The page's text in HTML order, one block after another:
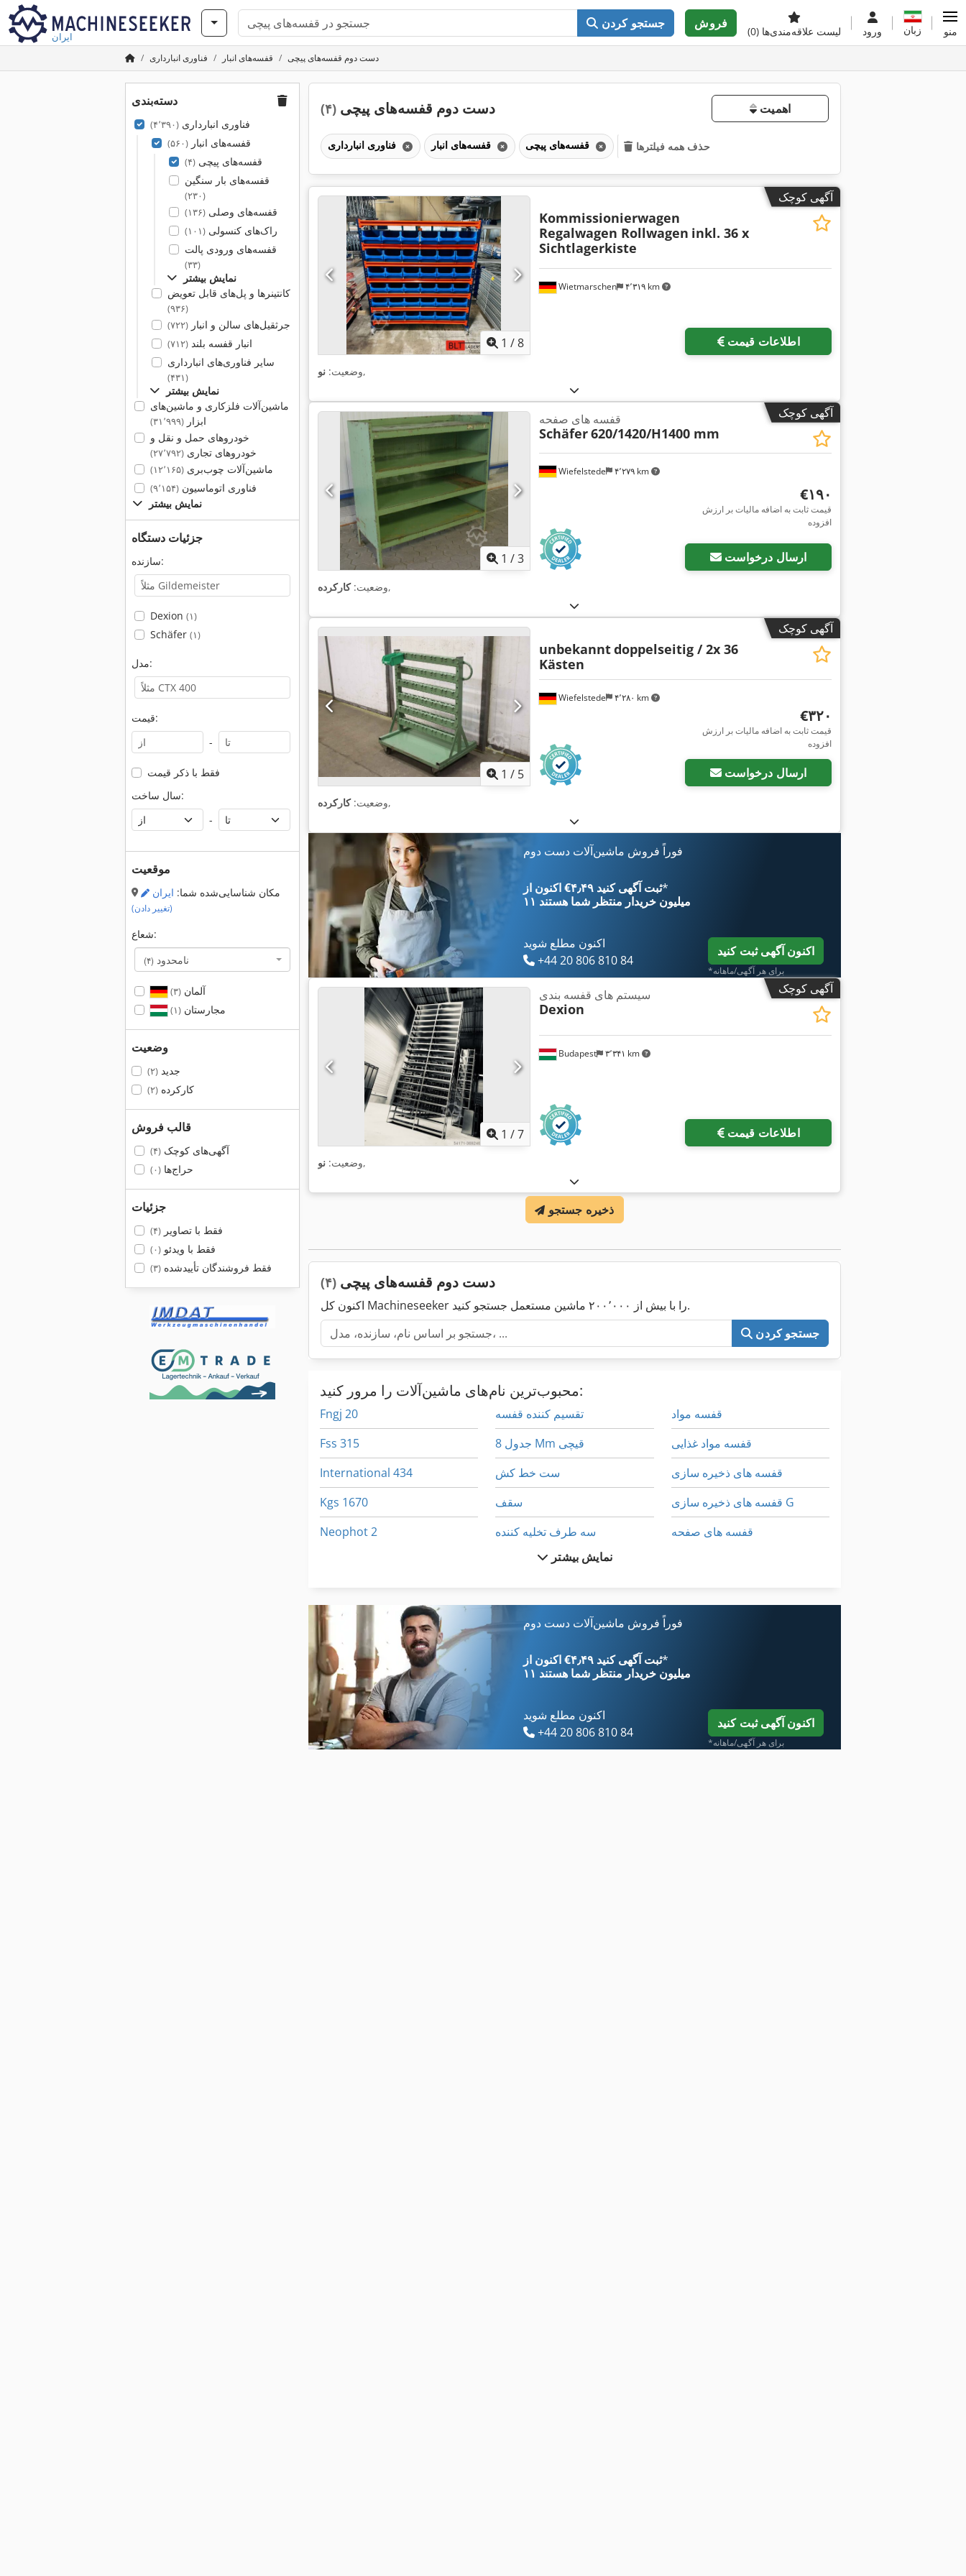
ایران
جستجو کردن فروش
لیست علاقه‌مندی‌ها (0) ورود زبان منو
فناوری انبارداری قفسه‌های انبار دست دوم قفسه‌های پیچی
دسته‌بندی
فناوری انبارداری(۴٬۳۹۰)
قفسه‌های انبار(۵۶۰)
قفسه‌های پیچی(۴)
قفسه‌های بار سنگین
(۲۳۰)
قفسه‌های وصلی(۱۳۶)
راک‌های کنسولی(۱۰۱)
قفسه‌های ورودی پالت
(۳۳)
نمایش بیشتر
کانتینرها و پل‌های قابل تعویض
(۹۳۶)
جرثقیل‌های سالن و انبار(۷۲۲)
انبار قفسه بلند(۷۱۲)
سایر فناوری‌های انبارداری
(۴۳۱)
نمایش بیشتر
ماشین‌آلات فلزکاری و ماشین‌های
ابزار(۳۱٬۹۹۹)
خودروهای حمل و نقل و
خودروهای تجاری(۲۷٬۷۹۲)
ماشین‌آلات چوب‌بری(۱۲٬۱۶۵)
فناوری اتوماسیون(۹٬۱۵۴)
نمایش بیشتر
جزئیات دستگاه
سازنده:
Dexion (۱)
Schäfer (۱)
مدل:
قیمت:
-
فقط با ذکر قیمت
سال ساخت:
-
موقعیت
مکان شناسایی‌شده شما: ایران
(تغییر دادن)
شعاع:
نامحدود (۴)
آلمان(۳)
مجارستان(۱)
وضعیت
جدید(۲)
کارکرده(۲)
قالب فروش
آگهی‌های کوچک(۴)
حراج‌ها(۰)
جزئیات
فقط با تصاویر(۴)
فقط با ویدئو(۰)
فقط فروشندگان تأییدشده(۳)
دست دوم قفسه‌های پیچی (۴) اهمیت
فناوری انبارداری قفسه‌های انبار حذف همه فیلترها
آگهی کوچک
1 /8
Wietmarschen ۴٬۳۱۹ km
Kommissionierwagen
Regalwagen Rollwagen inkl. 36 x
Sichtlagerkiste
اطلاعات قیمت
وضعیت: نو ,
آگهی کوچک
1 /3
Wiefelstede ۴٬۲۷۹ km
قفسه های صفحه
Schäfer620/1420/H1400 mm
‎€۱۹۰
قیمت ثابت به اضافه مالیات بر ارزش
افزوده
ارسال درخواست
وضعیت:کارکرده ,
آگهی کوچک
1 / 5
Wiefelstede ۴٬۲۸۰ km
unbekanntdoppelseitig / 2x 36
Kästen
‎€۳۲۰
قیمت ثابت به اضافه مالیات بر ارزش
افزوده
ارسال درخواست
وضعیت:کارکرده ,
فوراً فروش ماشین‌آلات دست دوم
اکنون از ‎€۴٫۴۹ ثبت آگهی کنید*
۱۱ میلیون خریدار منتظر شما هستند
اکنون مطلع شوید
+44 20 806 810 84
اکنون آگهی ثبت کنید
*برای هر آگهی/ماهانه
آگهی کوچک
1 /7
Budapest ۳٬۳۴۱ km
سیستم های قفسه بندی
Dexion
اطلاعات قیمت
وضعیت: نو ,
ذخیره جستجو
دست دوم قفسه‌های پیچی (۴)
اکنون کل Machineseeker را با بیش از ۲۰۰٬۰۰۰ ماشین مستعمل جستجو کنید.
جستجو کردن
محبوب‌ترین نام‌های ماشین‌آلات را مرور کنید:
Fngj 20
Fss 315
International 434
Kgs 1670
Neophot 2
برطرف کننده صفحه
تخلیه کننده جعبه
تقسیم کننده قفسه
جدول 8 Mm قیچی
ست خط کش
سقف
سه طرف تخلیه کننده
سینی قفسه
قفسه مواد
قفسه مواد غذایی
قفسه های ذخیره سازی
قفسه های ذخیره سازی G
قفسه های صفحه
نمایش بیشتر
فوراً فروش ماشین‌آلات دست دوم
اکنون از ‎€۴٫۴۹ ثبت آگهی کنید*
۱۱ میلیون خریدار منتظر شما هستند
اکنون مطلع شوید
+44 20 806 810 84
اکنون آگهی ثبت کنید
*برای هر آگهی/ماهانه